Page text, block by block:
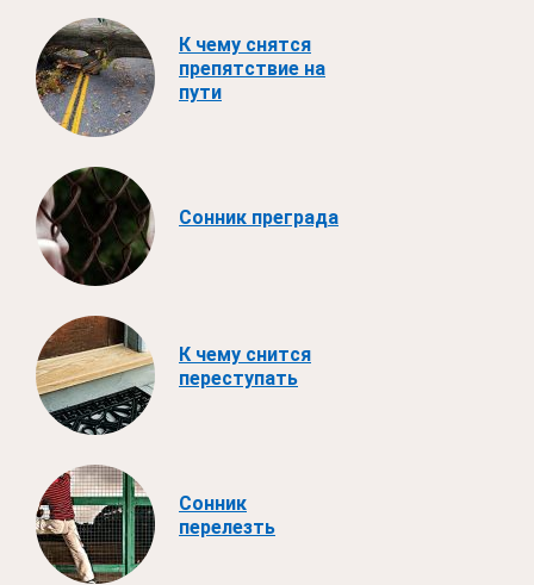
К чему снятся
препятствие на
пути
Сонник преграда
К чему снится
переступать
Сонник
перелезть